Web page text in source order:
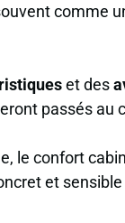
comme
et des
passés au
le confort
et